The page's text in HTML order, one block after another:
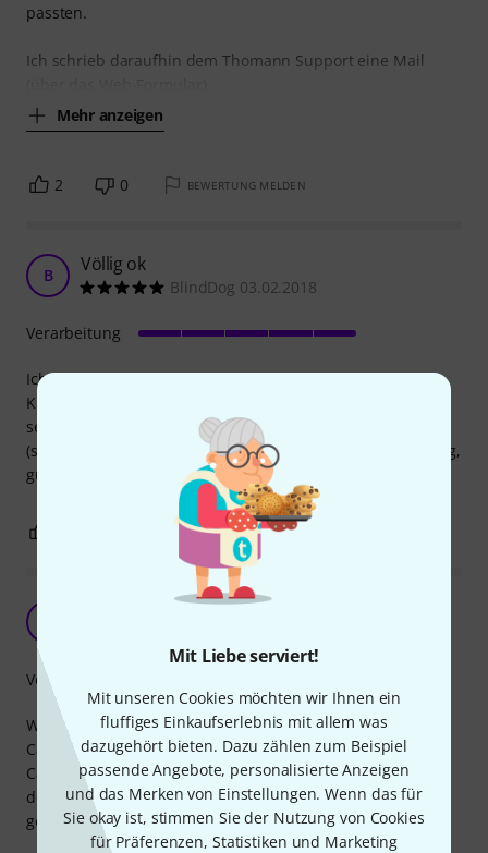
Mit Liebe serviert!
Mit unseren Cookies möchten wir Ihnen ein
fluffiges Einkaufserlebnis mit allem was
dazugehört bieten. Dazu zählen zum Beispiel
passende Angebote, personalisierte Anzeigen
und das Merken von Einstellungen. Wenn das für
Sie okay ist, stimmen Sie der Nutzung von Cookies
für Präferenzen, Statistiken und Marketing
passten.
Ich schrieb daraufhin dem Thomann Support eine Mail
Mehr anzeigen
2 0 BEWERTUNG MELDEN
B Völlig ok
BlindDog 03.02.2018
Ich habe keine großen Erfahrungen mit anderen
Kugelecken, finde sie aber absolut okay für mein
selbstgebautes Case. Die Optik gefällt mir nicht so sehr
(sehr hell) aber das gibt sich mit der Zeit ein wenig. Günstig,
gut.
Verarbeitung
BEWERTUNG MELDEN
Wir haben die Ball Corner gekauft, um ein selbstgebautes
Case aus OSB Platten an den Ecken zu schützen. In dem
Case wird nur ein kleines Zelt transportiert, sodass wir mit
den Ball Cornern das Ganze trotzdem Roadie-tauglich
gemacht haben. Klare Kaufempfehlung!
Verarbeitung